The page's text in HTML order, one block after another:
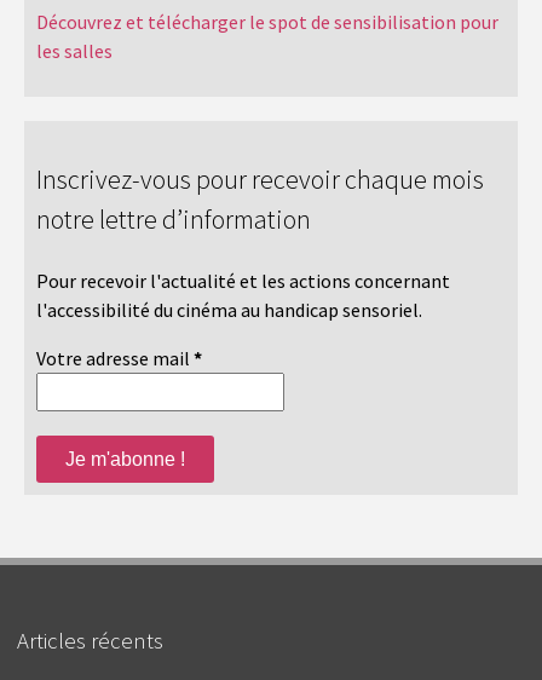
Découvrez et télécharger le spot de sensibilisation pour
les salles
Inscrivez-vous pour recevoir chaque mois
notre lettre d’information
Pour recevoir l'actualité et les actions concernant
l'accessibilité du cinéma au handicap sensoriel.
Votre adresse mail *
Articles récents